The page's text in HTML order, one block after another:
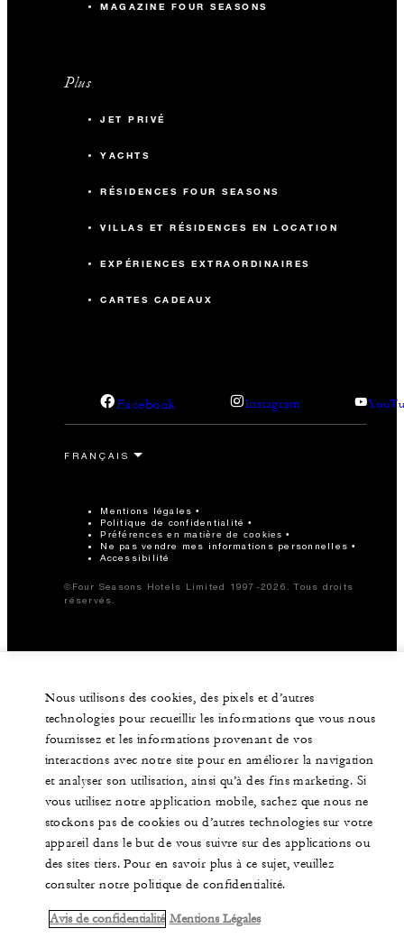
MAGAZINE FOUR SEASONS
Plus
JET PRIVÉ
YACHTS
RÉSIDENCES FOUR SEASONS
VILLAS ET RÉSIDENCES EN LOCATION
EXPÉRIENCES EXTRAORDINAIRES
CARTES CADEAUX
Facebook Instagram
Mentions légales
Politique de confidentialité
Préférences en matière de cookies
Ne pas vendre mes informations personnelles
Accessibilité
©Four Seasons Hotels Limited 1997-2026. Tous droits
réservés.
Nous utilisons des cookies, des pixels et d’autres
technologies pour recueillir les informations que vous nous
fournissez et les informations provenant de vos
interactions avec notre site pour en améliorer la navigation
et analyser son utilisation, ainsi qu’à des fins marketing. Si
vous utilisez notre application mobile, sachez que nous ne
stockons pas de cookies ou d’autres technologies sur votre
appareil dans le but de vous suivre sur des applications ou
des sites tiers. Pour en savoir plus à ce sujet, veuillez
consulter notre politique de confidentialité.
Avis de confidentialité Mentions Légales